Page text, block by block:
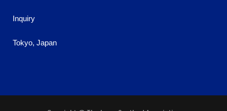
Inquiry
Tokyo, Japan